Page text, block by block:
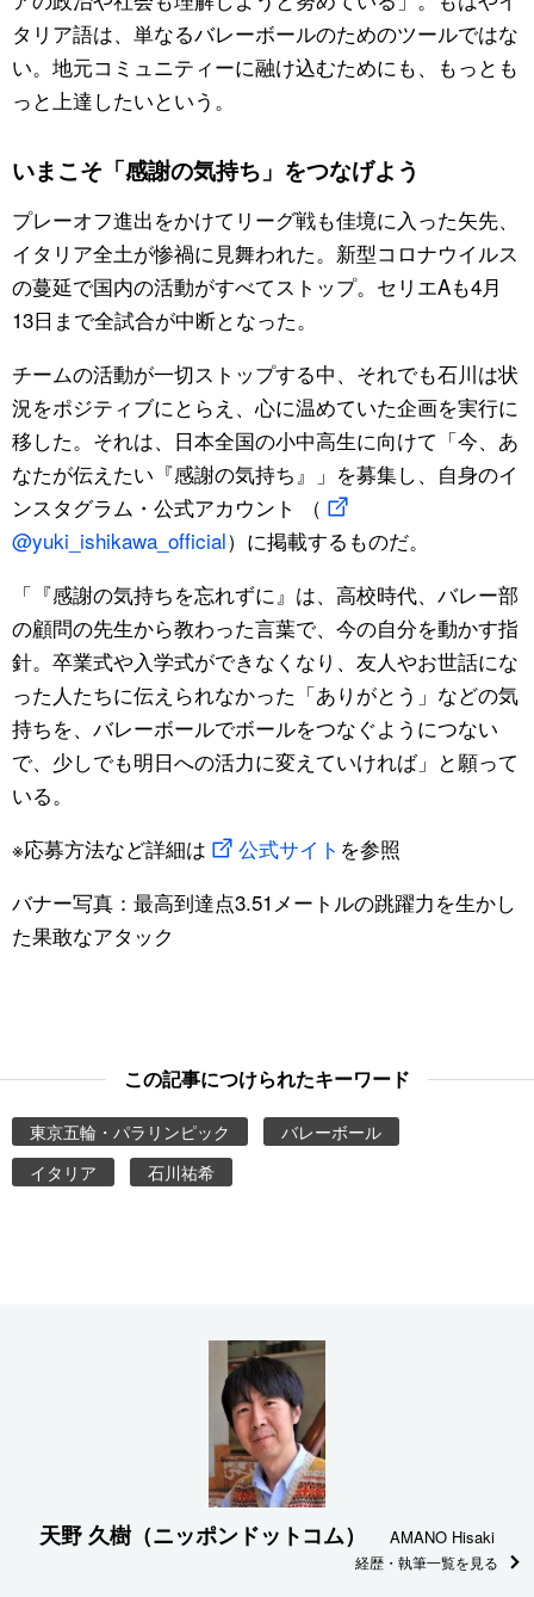
タリア語は、単なるバレーボールのためのツールではな
い。地元コミュニティーに融け込むためにも、もっとも
っと上達したいという。
いまこそ「感謝の気持ち」をつなげよう
プレーオフ進出をかけてリーグ戦も佳境に入った矢先、
イタリア全土が惨禍に見舞われた。新型コロナウイルス
の蔓延で国内の活動がすべてストップ。セリエAも4月
13日まで全試合が中断となった。
チームの活動が一切ストップする中、それでも石川は状
況をポジティブにとらえ、心に温めていた企画を実行に
移した。それは、日本全国の小中高生に向けて「今、あ
なたが伝えたい『感謝の気持ち』」を募集し、自身のイ
ンスタグラム・公式アカウント （
@yuki_ishikawa_official）に掲載するものだ。
「『感謝の気持ちを忘れずに』は、高校時代、バレー部
の顧問の先生から教わった言葉で、今の自分を動かす指
針。卒業式や入学式ができなくなり、友人やお世話にな
った人たちに伝えられなかった「ありがとう」などの気
持ちを、バレーボールでボールをつなぐようにつない
で、少しでも明日への活力に変えていければ」と願って
いる。
※応募方法など詳細は
公式サイト を参照
バナー写真：最高到達点3.51メートルの跳躍力を生かし
た果敢なアタック
この記事につけられたキーワード
東京五輪・パラリンピック
バレーボール
イタリア
石川祐希
天野 久樹（ニッポンドットコム） AMANO Hisaki
経歴・執筆一覧を見る